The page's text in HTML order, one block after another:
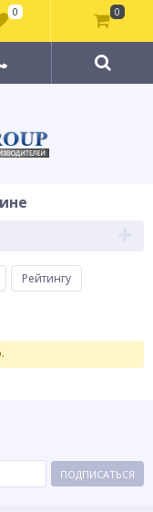
Рейтингу
ПОДПИСАТЬСЯ
0 0